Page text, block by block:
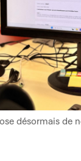
désormais de